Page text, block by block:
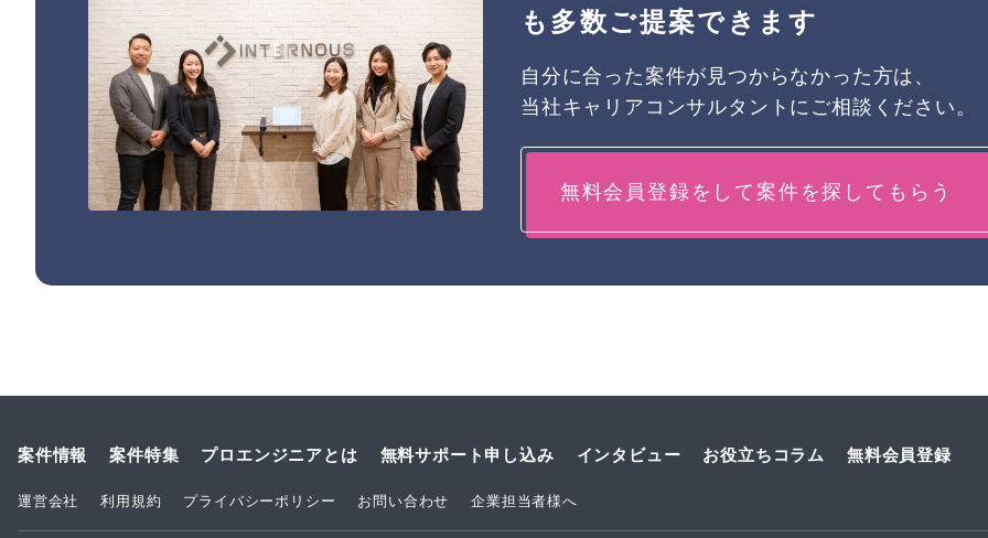
も多数ご提案できます
自分に合った案件が見つからなかった方は、
当社キャリアコンサルタントにご相談ください。
無料会員登録をして案件を探してもらう
案件情報 案件特集 プロエンジニアとは 無料サポート申し込み インタビュー お役立ちコラム 無料会員登録
運営会社 利用規約 プライバシーポリシー お問い合わせ 企業担当者様へ